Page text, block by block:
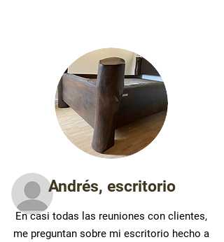
Andrés, escritorio
En casi todas las reuniones con clientes,
me preguntan sobre mi escritorio hecho a